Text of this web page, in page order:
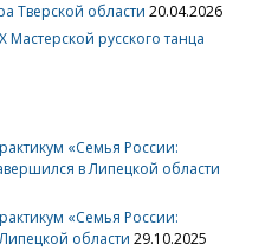
Тверской области 20.04.2026
Мастерской русского танца
«Семья России:
в Липецкой области
«Семья России:
области 29.10.2025